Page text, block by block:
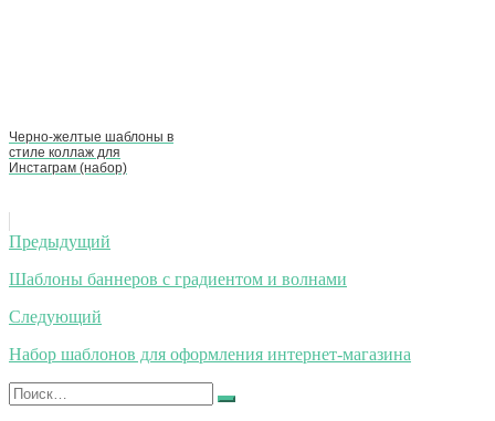
Черно-желтые шаблоны в
стиле коллаж для
Инстаграм (набор)
Навигация
по
записям
Предыдущий
Шаблоны баннеров с градиентом и волнами
Следующий
Набор шаблонов для оформления интернет-магазина
Искать:
Найти